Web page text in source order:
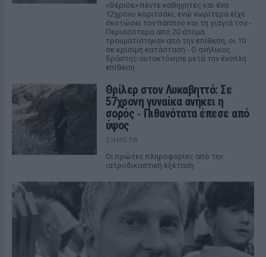
«Θέρισε» πέντε καθηγητές και ένα
12χρονο κοριτσάκι, ενώ νωρίτερα είχε
σκοτώσει τον παππού και τη γιαγιά του -
Περισσότερα από 20 άτομα
τραυματίστηκαν από την επίθεση, οι 10
σε κρίσιμη κατάσταση - Ο ανήλικος
δράστης αυτοκτόνησε μετά την ένοπλη
επίθεση
Θρίλερ στον Λυκαβηττό: Σε
57χρονη γυναίκα ανήκει η
σορός ‑ Πιθανότατα έπεσε από
ύψος
ΣΉΜΕΡΑ
Οι πρώτες πληροφορίες από την
ιατροδικαστική εξέταση